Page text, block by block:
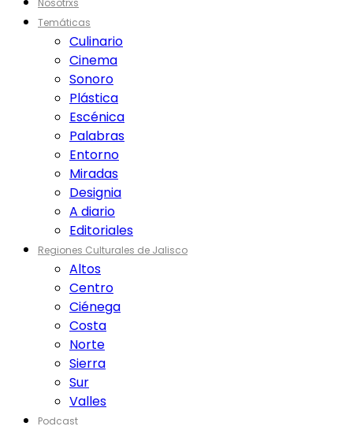
Nosotrxs
Temáticas
Culinario
Cinema
Sonoro
Plástica
Escénica
Palabras
Entorno
Miradas
Designia
A diario
Editoriales
Regiones Culturales de Jalisco
Altos
Centro
Ciénega
Costa
Norte
Sierra
Sur
Valles
Podcast